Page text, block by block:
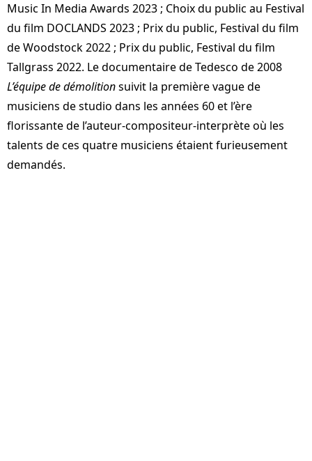
Music In Media Awards 2023 ; Choix du public au Festival
du film DOCLANDS 2023 ; Prix ​​du public, Festival du film
de Woodstock 2022 ; Prix ​​du public, Festival du film
Tallgrass 2022. Le documentaire de Tedesco de 2008
L’équipe de démolitionsuivit la première vague de
musiciens de studio dans les années 60 et l’ère
florissante de l’auteur-compositeur-interprète où les
talents de ces quatre musiciens étaient furieusement
demandés.